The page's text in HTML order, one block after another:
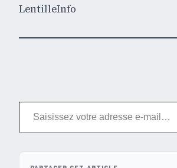
LentilleInfo
Saisissez votre adresse e-mail…